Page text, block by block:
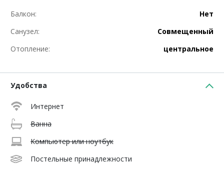
Балкон:
Нет
Санузел:
Совмещенный
Отопление:
центральное
Удобства
Интернет
Ванна
Компьютер или ноутбук
Постельные принадлежности